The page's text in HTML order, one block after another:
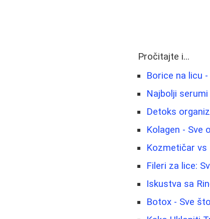
Pročitajte i...
Borice na licu
Najbolji
Detoks
Kolagen - Sve
Kozmetičar vs
Fileri za lice:
Iskustva sa
Botox - Sve